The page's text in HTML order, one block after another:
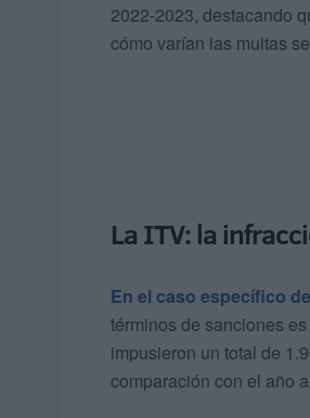
2022-2023, destacando
cómo varían las multas
La ITV: la
En el caso específico
términos de sanciones
impusieron un total de
comparación con el año